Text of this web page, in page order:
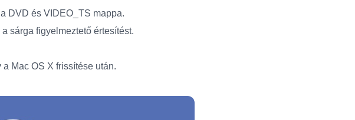
DVD és VIDEO_TS mappa.
sárga figyelmeztető értesítést.
Mac OS X frissítése után.